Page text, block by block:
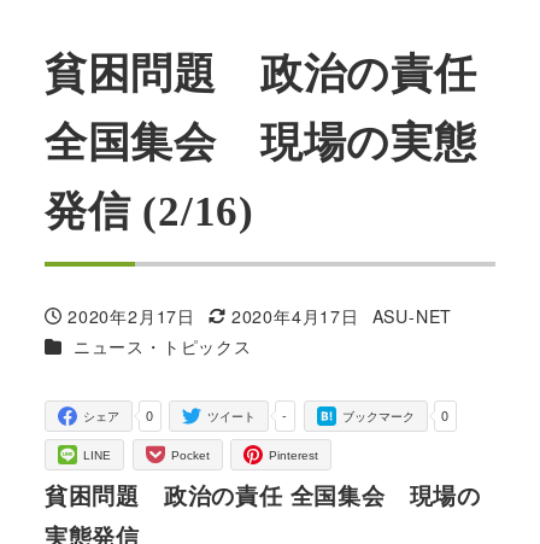
貧困問題 政治の責任
全国集会 現場の実態
発信 (2/16)
投稿日
2020年2月17日
更新日
2020年4月17日
著
ASU-NET
カテゴリー
ニュース・トピックス
0
シェア -
ツイート 0
ブックマーク
LINE Pocket Pinterest
貧困問題 政治の責任 全国集会 現場の
実態発信